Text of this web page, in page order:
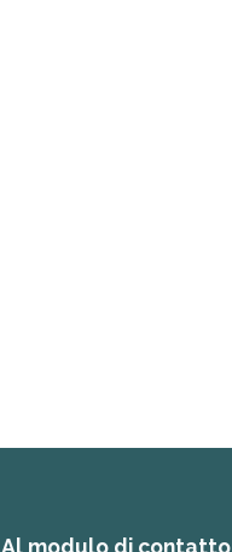
Al modulo di contatto